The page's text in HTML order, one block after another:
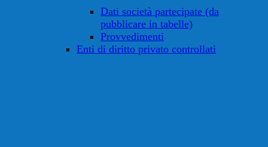
Dati società partecipate (da
pubblicare in tabelle)
Provvedimenti
Enti di diritto privato controllati